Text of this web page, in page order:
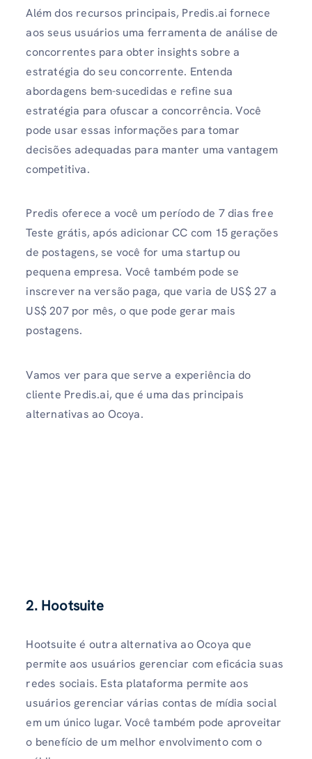
Além dos recursos principais, Predis.ai fornece
aos seus usuários uma ferramenta de análise de
concorrentes para obter insights sobre a
estratégia do seu concorrente. Entenda
abordagens bem-sucedidas e refine sua
estratégia para ofuscar a concorrência. Você
pode usar essas informações para tomar
decisões adequadas para manter uma vantagem
competitiva.
Predis oferece a você um período de 7 dias free
Teste grátis, após adicionar CC com 15 gerações
de postagens, se você for uma startup ou
pequena empresa. Você também pode se
inscrever na versão paga, que varia de US$ 27 a
US$ 207 por mês, o que pode gerar mais
postagens.
Vamos ver para que serve a experiência do
cliente Predis.ai, que é uma das principais
alternativas ao Ocoya.
2. Hootsuite
Hootsuite é outra alternativa ao Ocoya que
permite aos usuários gerenciar com eficácia suas
redes sociais. Esta plataforma permite aos
usuários gerenciar várias contas de mídia social
em um único lugar. Você também pode aproveitar
o benefício de um melhor envolvimento com o